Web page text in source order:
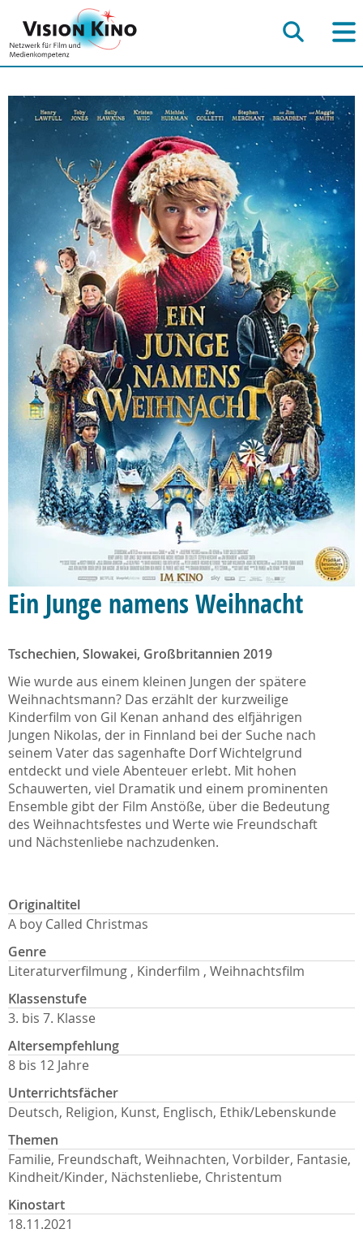
Ein Junge namens Weihnacht
Tschechien, Slowakei, Großbritannien 2019
Wie wurde aus einem kleinen Jungen der spätere
Weihnachtsmann? Das erzählt der kurzweilige
Kinderfilm von Gil Kenan anhand des elfjährigen
Jungen Nikolas, der in Finnland bei der Suche nach
seinem Vater das sagenhafte Dorf Wichtelgrund
entdeckt und viele Abenteuer erlebt. Mit hohen
Schauwerten, viel Dramatik und einem prominenten
Ensemble gibt der Film Anstöße, über die Bedeutung
des Weihnachtsfestes und Werte wie Freundschaft
und Nächstenliebe nachzudenken.
Originaltitel
A boy Called Christmas
Genre
Literaturverfilmung , Kinderfilm , Weihnachtsfilm
Klassenstufe
3. bis 7. Klasse
Altersempfehlung
8 bis 12 Jahre
Unterrichtsfächer
Deutsch, Religion, Kunst, Englisch, Ethik/Lebenskunde
Themen
Familie, Freundschaft, Weihnachten, Vorbilder, Fantasie,
Kindheit/Kinder, Nächstenliebe, Christentum
Kinostart
18.11.2021